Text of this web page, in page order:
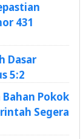
431
Dasar
5:2
Pokok
Segera